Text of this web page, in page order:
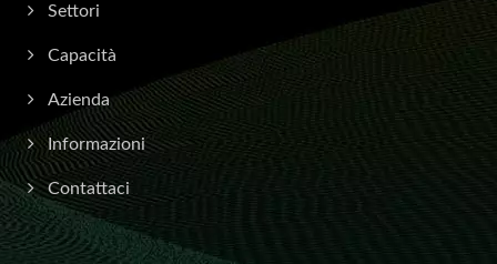
Settori
Capacità
Azienda
Informazioni
Contattaci